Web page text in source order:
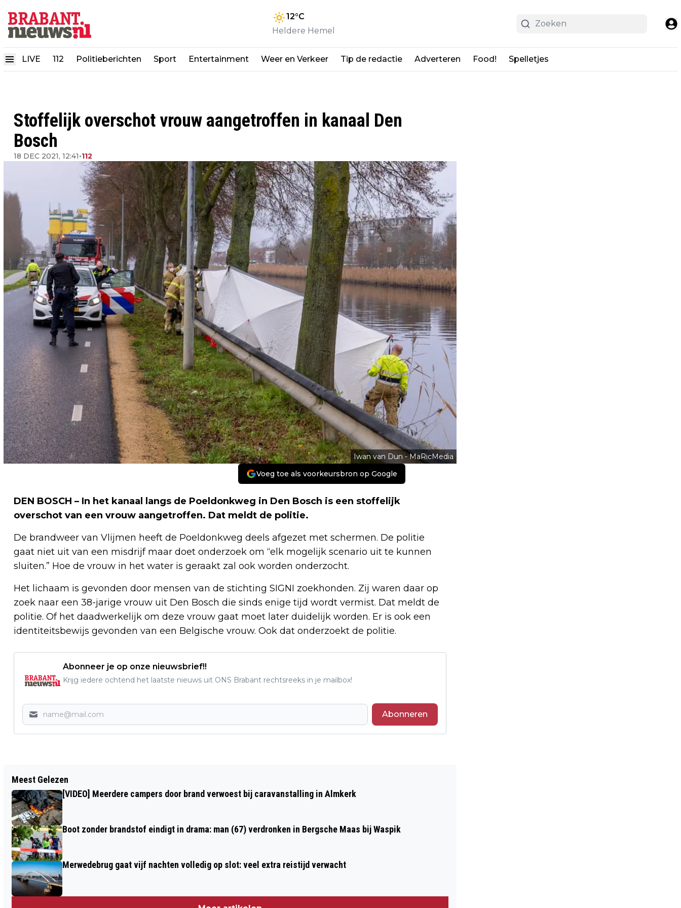
12°C
Heldere Hemel
LIVE 112 Politieberichten Sport Entertainment Weer en Verkeer Tip de redactie Adverteren Food! Spelletjes
Stoffelijk overschot vrouw aangetroffen in kanaal Den
Bosch
18 DEC 2021, 12:41•112
Iwan van Dun - MaRicMedia
Voeg toe als voorkeursbron op Google
DEN BOSCH – In het kanaal langs de Poeldonkweg in Den Bosch is een stoffelijk
overschot van een vrouw aangetroffen. Dat meldt de politie.
De brandweer van Vlijmen heeft de Poeldonkweg deels afgezet met schermen. De politie
gaat niet uit van een misdrijf maar doet onderzoek om “elk mogelijk scenario uit te kunnen
sluiten.” Hoe de vrouw in het water is geraakt zal ook worden onderzocht.
Het lichaam is gevonden door mensen van de stichting SIGNI zoekhonden. Zij waren daar op
zoek naar een 38-jarige vrouw uit Den Bosch die sinds enige tijd wordt vermist. Dat meldt de
politie. Of het daadwerkelijk om deze vrouw gaat moet later duidelijk worden. Er is ook een
identiteitsbewijs gevonden van een Belgische vrouw. Ook dat onderzoekt de politie.
Abonneer je op onze nieuwsbrief!!
Krijg iedere ochtend het laatste nieuws uit ONS Brabant rechtsreeks in je mailbox!
Abonneren
DRUKTE BIJ KAPPERS NA DREIGEN
VOLLEDIGE LOCKDOWN
LOCKDOWN, DIT ZIJN DE MAATREGELEN
Meest Gelezen
[VIDEO] Meerdere campers door brand verwoest bij caravanstalling in Almkerk
Boot zonder brandstof eindigt in drama: man (67) verdronken in Bergsche Maas bij Waspik
Merwedebrug gaat vijf nachten volledig op slot: veel extra reistijd verwacht